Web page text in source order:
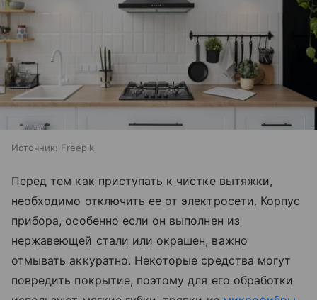
Источник: Freepik
Перед тем как приступать к чистке вытяжки,
необходимо отключить ее от электросети. Корпус
прибора, особенно если он выполнен из
нержавеющей стали или окрашен, важно
отмывать аккуратно. Некоторые средства могут
повредить покрытие, поэтому для его обработки